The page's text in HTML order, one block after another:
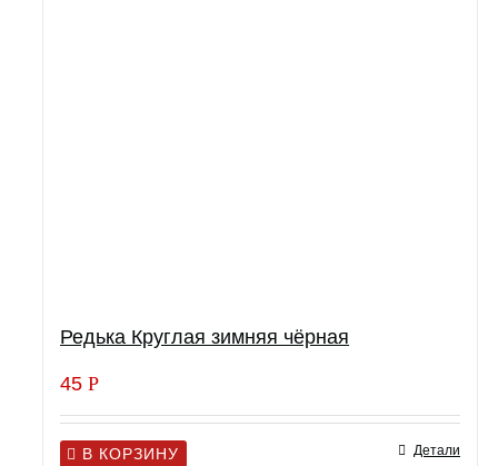
Редька Круглая зимняя чёрная
45 Р
В КОРЗИНУ Детали